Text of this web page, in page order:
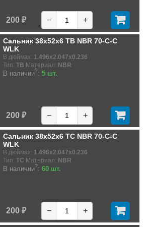
200 ₽ − +
Сальник 38x52x6 TB NBR 70-C-C
WLK
В дюймах: 1.496x2.047x0.236
Тип: TB Материал: NBR
В наличии?: 5 шт.
200 ₽ − +
Сальник 38x52x6 TC NBR 70-C-C
WLK
В дюймах: 1.496x2.047x0.236
Тип: TC Материал: NBR
В наличии?: 60 шт.
200 ₽ − +